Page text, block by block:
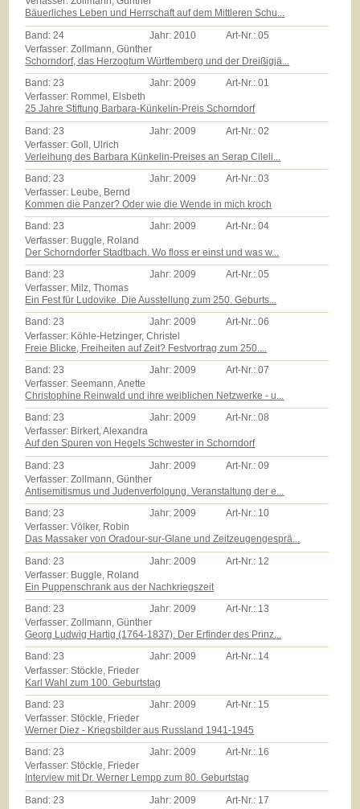
Bäuerliches Leben und Herrschaft auf dem Mittleren Schu...
Band: 24 Jahr: 2010 Art-Nr.:05
Verfasser: Zollmann, Günther
Schorndorf, das Herzogtum Württemberg und der Dreißigjä...
Band:23 Jahr:2009 Art-Nr.:01
Verfasser: Rommel, Elsbeth
25 Jahre Stiftung Barbara-Künkelin-Preis Schorndorf
Band: 23 Jahr: 2009 Art-Nr.:02
Verfasser: Goll, Ulrich
Verleihung des Barbara Künkelin-Preises an Serap Cileli...
Band:23 Jahr:2009 Art-Nr.:03
Verfasser: Leube, Bernd
Kommen die Panzer? Oder wie die Wende in mich kroch
Band:23 Jahr:2009 Art-Nr.:04
Verfasser: Buggle, Roland
Der Schorndorfer Stadtbach. Wo floss er einst und was w...
Band:23 Jahr:2009 Art-Nr.:05
Verfasser: Milz, Thomas
Ein Fest für Ludovike. Die Ausstellung zum 250. Geburts...
Band:23 Jahr:2009 Art-Nr.:06
Verfasser: Köhle-Hetzinger, Christel
Freie Blicke, Freiheiten auf Zeit? Festvortrag zum 250....
Band: 23 Jahr: 2009 Art-Nr.:07
Verfasser: Seemann, Anette
Christophine Reinwald und ihre weiblichen Netzwerke - u...
Band:23 Jahr:2009 Art-Nr.:08
Verfasser: Birkert, Alexandra
Auf den Spuren von Hegels Schwester in Schorndorf
Band: 23 Jahr: 2009 Art-Nr.:09
Verfasser: Zollmann, Günther
Antisemitismus und Judenverfolgung. Veranstaltung der e...
Band:23 Jahr:2009 Art-Nr.: 10
Verfasser: Völker, Robin
Das Massaker von Oradour-sur-Glane und Zeitzeugengesprä...
Band: 23 Jahr: 2009 Art-Nr.: 12
Verfasser: Buggle, Roland
Ein Puppenschrank aus der Nachkriegszeit
Band:23 Jahr:2009 Art-Nr.: 13
Verfasser: Zollmann, Günther
Georg Ludwig Hartig (1764-1837). Der Erfinder des Prinz...
Band:23 Jahr:2009 Art-Nr.: 14
Verfasser: Stöckle, Frieder
Karl Wahl zum 100. Geburtstag
Band:23 Jahr:2009 Art-Nr.: 15
Verfasser: Stöckle, Frieder
Werner Diez - Kriegsbilder aus Russland 1941-1945
Band:23 Jahr:2009 Art-Nr.: 16
Verfasser: Stöckle, Frieder
Interview mit Dr. Werner Lempp zum 80. Geburtstag
Band: 23 Jahr: 2009 Art-Nr.: 17